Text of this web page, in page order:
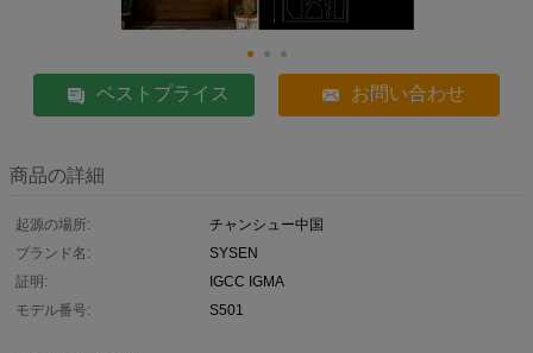
ベストプライス お問い合わせ
商品の詳細
起源の場所:
チャンシュー中国
ブランド名:
SYSEN
証明:
IGCC IGMA
モデル番号:
S501